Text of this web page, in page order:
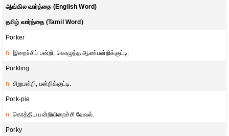
ஆங்கில வார்த்தை (English Word)
தமிழ் வார்த்தை (Tamil Word)
Porker
n. இறைச்சிப் பன்றி, கொழுத்த ஆண்பன்றிக்குட்டி.
Porkling
n. சிறுபன்றி, பன்றிக்குட்டி.
Pork-pie
n. கொத்திய பன்றியிறைச்சி வேவல்.
Porky